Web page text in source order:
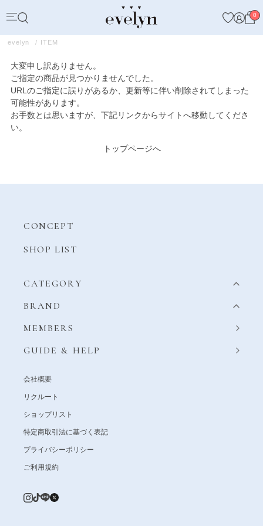
0
evelyn ITEM
大変申し訳ありません。
ご指定の商品が見つかりませんでした。
URLのご指定に誤りがあるか、更新等に伴い削除されてしまった
可能性があります。
お手数とは思いますが、下記リンクからサイトへ移動してくださ
い。
トップページへ
CONCEPT
SHOP LIST
CATEGORY
BRAND
MEMBERS
GUIDE & HELP
会社概要
リクルート
ショップリスト
特定商取引法に基づく表記
プライバシーポリシー
ご利用規約